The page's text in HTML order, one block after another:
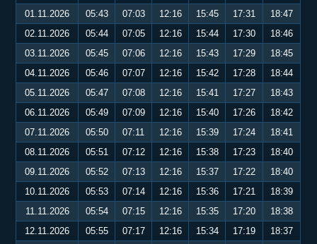
01.11.2026
05:43 07:03 12:16 15:45 17:31
18:47
02.11.2026
05:44 07:05 12:16 15:44 17:30
18:46
03.11.2026
05:45 07:06 12:16 15:43 17:29
18:45
04.11.2026
05:46 07:07 12:16 15:42 17:28
18:44
05.11.2026
05:47 07:08 12:16 15:41 17:27
18:43
06.11.2026
05:49 07:09 12:16 15:40 17:26
18:42
07.11.2026
05:50 07:11 12:16 15:39 17:24
18:41
08.11.2026
05:51 07:12 12:16 15:38 17:23
18:40
09.11.2026
05:52 07:13 12:16 15:37 17:22
18:40
10.11.2026
05:53 07:14 12:16 15:36 17:21
18:39
11.11.2026
05:54 07:15 12:16 15:35 17:20
18:38
12.11.2026
05:55 07:17 12:16 15:34 17:19
18:37